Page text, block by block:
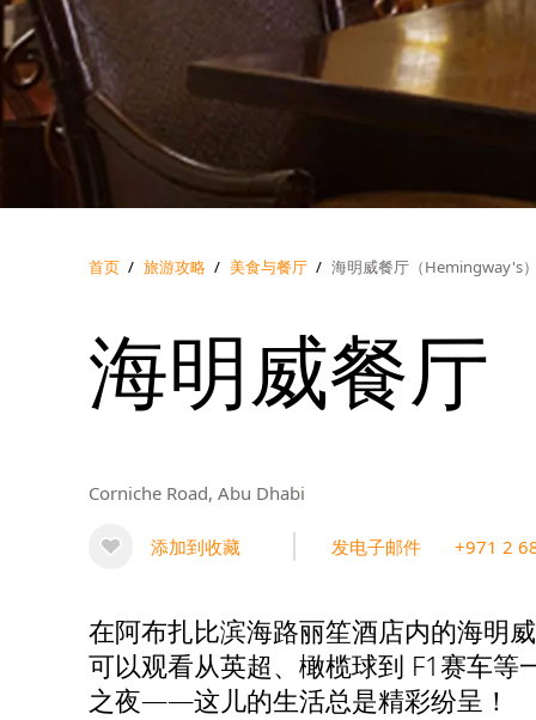
首页 / 旅游攻略 / 美食与餐厅 / 海明威餐厅（Hemingway's）
海明威餐厅
Corniche Road, Abu Dhabi
添加到收藏 发电子邮件 +971 2
在阿布扎比滨海路丽笙酒店内的海明
可以观看从英超、橄榄球到 F1赛车
之夜——这儿的生活总是精彩纷呈！